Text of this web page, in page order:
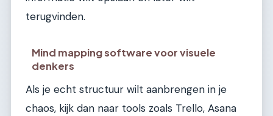
terugvinden.
Mind mapping software voor visuele
denkers
Als je echt structuur wilt aanbrengen in je
chaos, kijk dan naar tools zoals Trello, Asana